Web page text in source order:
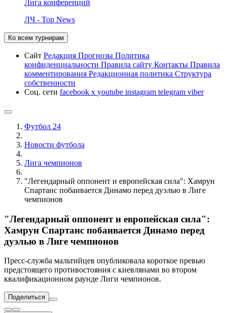
Лига конференций
ЛЧ - Top News
Ко всем турнирам
Сайт Редакция Прогнозы Политика
конфиденциальности Правила сайту Контакты Правила
комментирования Редакционная политика Структура
собственности
Соц. сети facebook x youtube instagram telegram viber
Футбол 24
Новости футбола
Лига чемпионов
"Легендарный оппонент и европейская сила": Хамрун
Спартанс побаивается Динамо перед дуэлью в Лиге
чемпионов
"Легендарный оппонент и европейская сила":
Хамрун Спартанс побаивается Динамо перед
дуэлью в Лиге чемпионов
Пресс-служба мальтийцев опубликовала короткое превью
предстоящего противостояния с киевлянами во втором
квалификационном раунде Лиги чемпионов.
Поделиться